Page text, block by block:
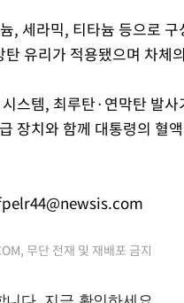
, 세라믹, 티타늄 등으로
유리가 적용됐으며 차체
스템, 최루탄·연막탄 발
장치와 함께 대통령의 혈
무단 전재 및 재배포 금지